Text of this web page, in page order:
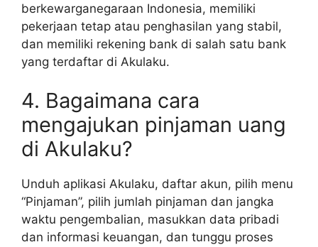
berkewarganegaraan Indonesia, memiliki
pekerjaan tetap atau penghasilan yang stabil,
dan memiliki rekening bank di salah satu bank
yang terdaftar di Akulaku.
4. Bagaimana cara
mengajukan pinjaman uang
di Akulaku?
Unduh aplikasi Akulaku, daftar akun, pilih menu
“Pinjaman”, pilih jumlah pinjaman dan jangka
waktu pengembalian, masukkan data pribadi
dan informasi keuangan, dan tunggu proses